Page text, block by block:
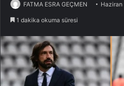
FATMA ESRA GEÇMEN
1 dakika okuma süresi